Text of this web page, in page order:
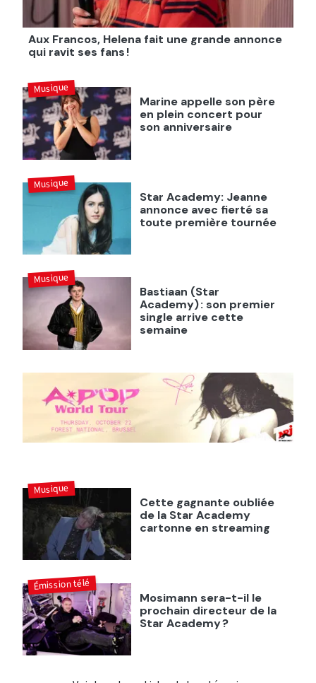
Aux Francos, Helena fait une grande annonce
qui ravit ses fans !
Marine appelle son père
en plein concert pour
son anniversaire
Musique
Star Academy: Jeanne
annonce avec fierté sa
toute première tournée
Musique
Bastiaan (Star
Academy) : son premier
single arrive cette
semaine
Musique
Cette gagnante oubliée
de la Star Academy
cartonne en streaming
Musique
Mosimann sera-t-il le
prochain directeur de la
Star Academy ?
Émission télé